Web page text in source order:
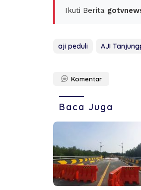
Ikuti Berita
aji peduli AJI
Komentar
Baca Juga